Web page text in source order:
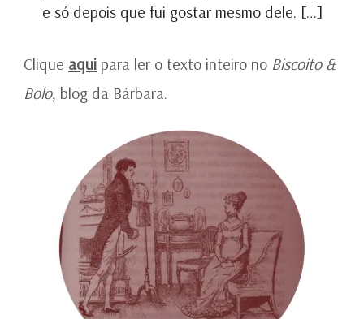
e só depois que fui gostar mesmo dele. […]
Clique aqui para ler o texto inteiro no Biscoito &
Bolo, blog da Bárbara.